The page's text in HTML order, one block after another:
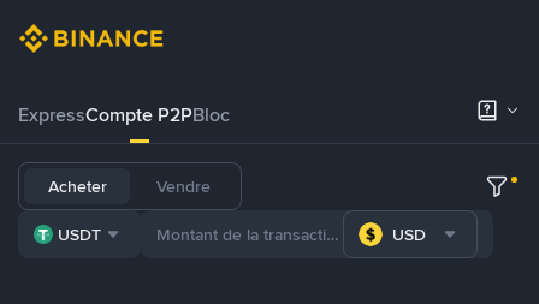
ExpressCompte P2PBloc
Acheter Vendre
USDT USD